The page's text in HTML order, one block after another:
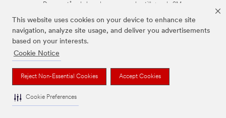
This website uses cookies on your device to enhance site
navigation, analyze site usage, and deliver you advertisements
based on your interests.
Cookie Notice
Reject Non-Essential Cookies Accept Cookies
Cookie Preferences
De ovenstående brands er varemærker tilhørende 3M.